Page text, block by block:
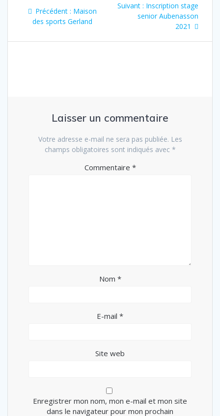
l’article
Précédent : Article
précédent
Maison
des sports Gerland
Suivant : Article
suivant
Inscription stage
senior Aubenasson
2021
Laisser un commentaire
Votre adresse e-mail ne sera pas publiée. Les
champs obligatoires sont indiqués avec *
Commentaire *
Nom *
E-mail *
Site web
Enregistrer mon nom, mon e-mail et mon site
dans le navigateur pour mon prochain